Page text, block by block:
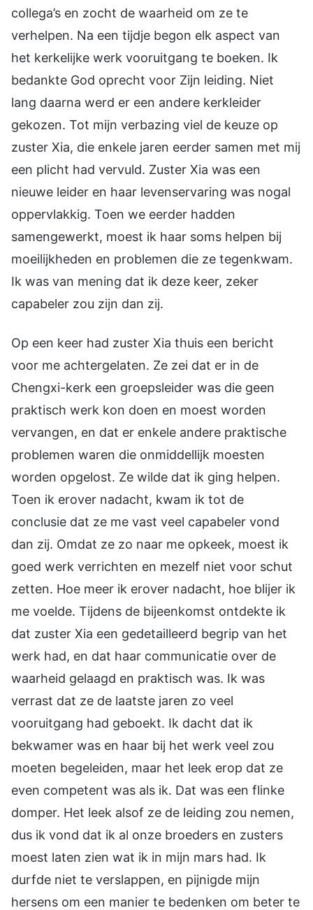
collega’s en zocht de waarheid om ze te
verhelpen. Na een tijdje begon elk aspect van
het kerkelijke werk vooruitgang te boeken. Ik
bedankte God oprecht voor Zijn leiding. Niet
lang daarna werd er een andere kerkleider
gekozen. Tot mijn verbazing viel de keuze op
zuster Xia, die enkele jaren eerder samen met mij
een plicht had vervuld. Zuster Xia was een
nieuwe leider en haar levenservaring was nogal
oppervlakkig. Toen we eerder hadden
samengewerkt, moest ik haar soms helpen bij
moeilijkheden en problemen die ze tegenkwam.
Ik was van mening dat ik deze keer, zeker
capabeler zou zijn dan zij.
Op een keer had zuster Xia thuis een bericht
voor me achtergelaten. Ze zei dat er in de
Chengxi-kerk een groepsleider was die geen
praktisch werk kon doen en moest worden
vervangen, en dat er enkele andere praktische
problemen waren die onmiddellijk moesten
worden opgelost. Ze wilde dat ik ging helpen.
Toen ik erover nadacht, kwam ik tot de
conclusie dat ze me vast veel capabeler vond
dan zij. Omdat ze zo naar me opkeek, moest ik
goed werk verrichten en mezelf niet voor schut
zetten. Hoe meer ik erover nadacht, hoe blijer ik
me voelde. Tijdens de bijeenkomst ontdekte ik
dat zuster Xia een gedetailleerd begrip van het
werk had, en dat haar communicatie over de
waarheid gelaagd en praktisch was. Ik was
verrast dat ze de laatste jaren zo veel
vooruitgang had geboekt. Ik dacht dat ik
bekwamer was en haar bij het werk veel zou
moeten begeleiden, maar het leek erop dat ze
even competent was als ik. Dat was een flinke
domper. Het leek alsof ze de leiding zou nemen,
dus ik vond dat ik al onze broeders en zusters
moest laten zien wat ik in mijn mars had. Ik
durfde niet te verslappen, en pijnigde mijn
hersens om een manier te bedenken om beter te